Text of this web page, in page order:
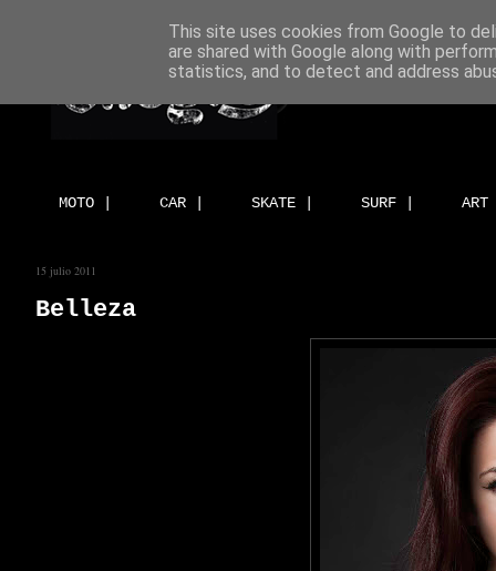
MOTO | CAR | SKATE | SURF |
15 julio 2011
Belleza
This site uses cookies from Google to
are shared with Google along with
statistics, and to detect and address